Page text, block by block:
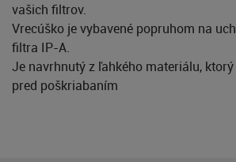
vašich filtrov.
Vrecúško je vybavené popruhom na
filtra IP-A.
Je navrhnutý z ľahkého materiálu,
pred poškriabaním